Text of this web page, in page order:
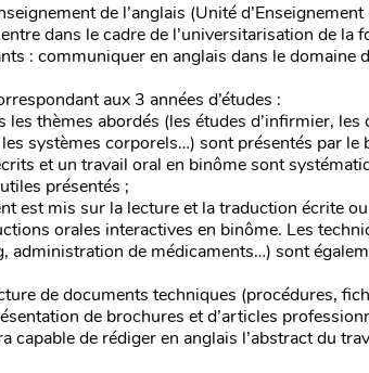
de l’anglais (Unité
dans le cadre de l’universitarisation de
: communiquer en anglais dans le domaine
aux 3 années d’études :
thèmes abordés (les études d’infirmier, les
systèmes corporels…) sont présentés par le
et un travail oral en binôme sont
présentés ;
est mis sur la lecture et la traduction écrite
orales interactives en binôme. Les
administration de médicaments…) sont
de documents techniques (procédures,
de brochures et d’articles
capable de rédiger en anglais l’abstract du